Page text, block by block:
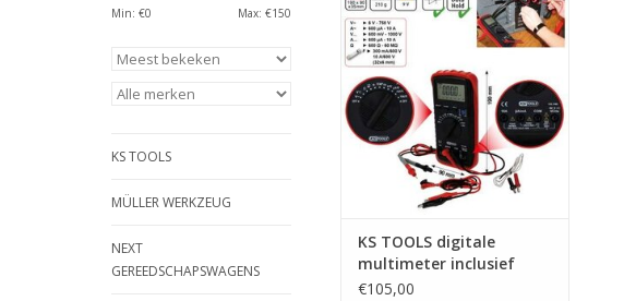
Min: €0 Max: €150
KS TOOLS
MÜLLER WERKZEUG
NEXT
GEREEDSCHAPSWAGENS
hoogwaardige multimeter voor
elektronica van personen- en
vrachtwagens | - Dubbele LCD
met digitale aanduiding en
balkindicatie (balkindicatie met
32 segmenten) | - met
automatische overloop- en
polariteitsaanduiding | - met
veilig
KS TOOLS digitale
multimeter inclusief
testpennen en
€105,00